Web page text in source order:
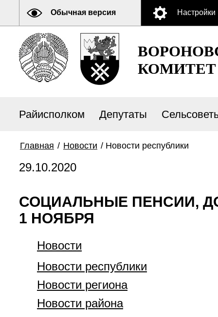
Обычная версия Настройки
КОМИТЕТ
Райисполком Депутаты
Главная / Новости / Новости республики
29.10.2020
СОЦИАЛЬНЫЕ ПЕНСИИ,
1 НОЯБРЯ
Новости
Новости республики
Новости региона
Новости района